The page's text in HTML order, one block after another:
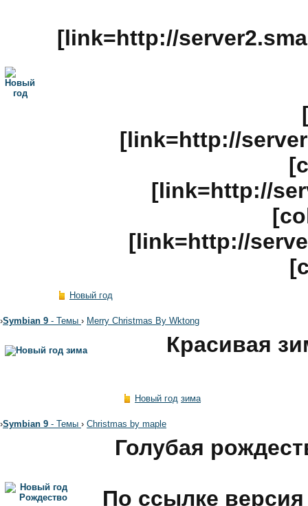
[link=http://
[link=http://
[link=http://
[link=http://
Новый год
›Symbian 9 - Темы › Merry Christmas By Wktong
Красивая
Новый год зима
›Symbian 9 - Темы › Christmas by maple
Голубая
По ссылке